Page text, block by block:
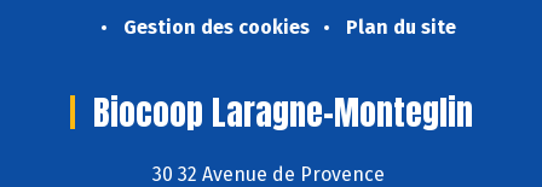
Gestion des cookies
Plan du site
Biocoop Laragne-Monteglin
30 32 Avenue de Provence